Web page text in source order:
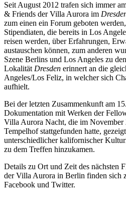
Seit August 2012 trafen sich immer
& Friends der Villa Aurora im
zum einen ein Forum geboten
Stipendiaten, die bereits in Los
reisen werden, über Erfahrungen,
austauschen können, zum anderen
Szene Berlins und Los Angeles zu
Lokalität Dresden erinnert an die
Angeles/Los Feliz, in welcher sich
aufhielt.
Bei der letzten Zusammenkunft am
Dokumentation mit Werken der
Villa Aurora Nacht, die im November
Tempelhof stattgefunden hatte,
unterschiedlicher kalifornischer
zu dem Treffen hinzukamen.
Details zu Ort und Zeit des nächsten
der Villa Aurora in Berlin finden sich
Facebook und Twitter.